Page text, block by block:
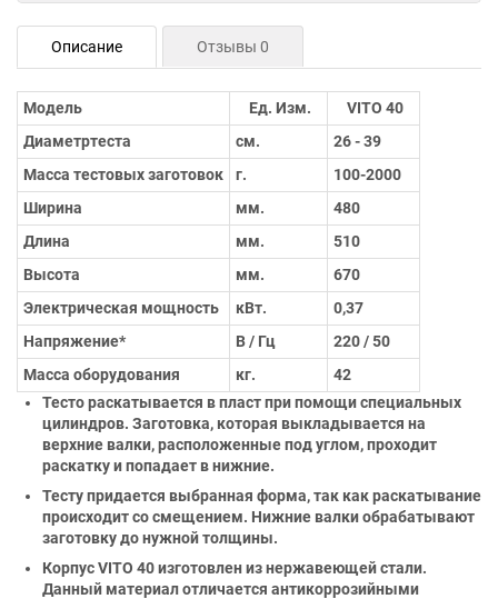
Описание Отзывы 0
Модель Ед. Изм.
VITO 40
Диаметртеста
см.
26 - 39
Масса тестовых заготовок
г.
100-2000
Ширина
мм.
480
Длина
мм.
510
Высота
мм.
670
Электрическая мощность
кВт.
0,37
Напряжение*
В / Гц
220 / 50
Масса оборудования
кг.
42
Тесто раскатывается в пласт при помощи специальных
цилиндров. Заготовка, которая выкладывается на
верхние валки, расположенные под углом, проходит
раскатку и попадает в нижние.
Тесту придается выбранная форма, так как раскатывание
происходит со смещением. Нижние валки обрабатывают
заготовку до нужной толщины.
Корпус VITO 40 изготовлен из нержавеющей стали.
Данный материал отличается антикоррозийными